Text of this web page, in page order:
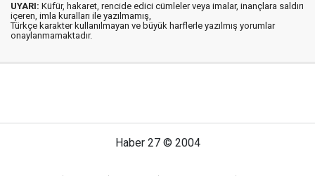
UYARI: Küfür, hakaret, rencide edici cümleler veya imalar, inançlara saldırı
içeren, imla kuralları ile yazılmamış,
Türkçe karakter kullanılmayan ve büyük harflerle yazılmış yorumlar
onaylanmamaktadır.
Haber 27 © 2004